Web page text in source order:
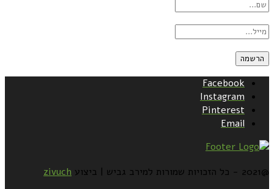
Facebook
Instagram
Pinterest
Email
@2021 - כל הזכויות שמורות למירב גביש | ביצוע zivuch